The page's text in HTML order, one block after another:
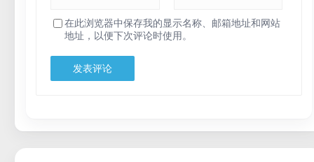
在此浏览器中保存我的显示名称、邮箱地址和网站
地址，以便下次评论时使用。